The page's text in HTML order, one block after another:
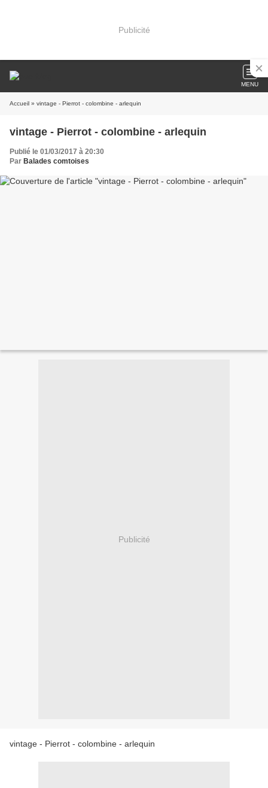
Publicité
MENU
Accueil » vintage - Pierrot - colombine - arlequin
vintage - Pierrot - colombine - arlequin
Publié le 01/03/2017 à 20:30
Par Balades comtoises
Publicité
vintage - Pierrot - colombine - arlequin